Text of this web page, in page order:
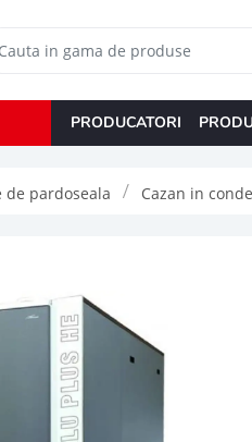
PRODUCATORI
de pardoseala Cazan in